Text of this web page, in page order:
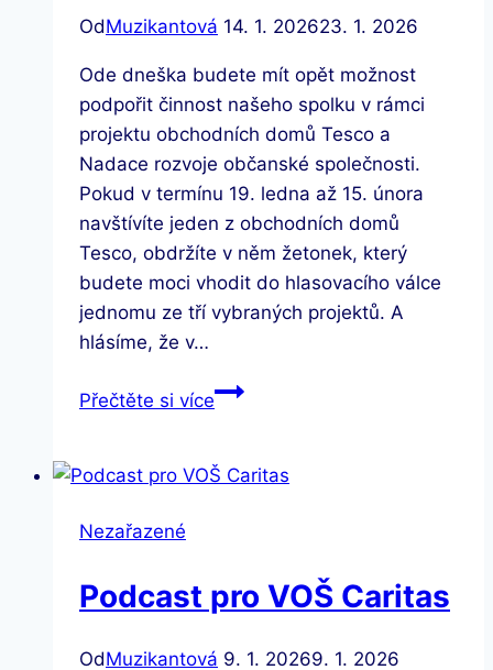
OdMuzikantová 14. 1. 202623. 1. 2026
Ode dneška budete mít opět možnost
podpořit činnost našeho spolku v rámci
projektu obchodních domů Tesco a
Nadace rozvoje občanské společnosti.
Pokud v termínu 19. ledna až 15. února
navštívíte jeden z obchodních domů
Tesco, obdržíte v něm žetonek, který
budete moci vhodit do hlasovacího válce
jednomu ze tří vybraných projektů. A
hlásíme, že v…
Přečtěte si víceSprávný
Online
s
syndromem
Nezařazené
Podcast pro VOŠ Caritas
OdMuzikantová 9. 1. 20269. 1. 2026